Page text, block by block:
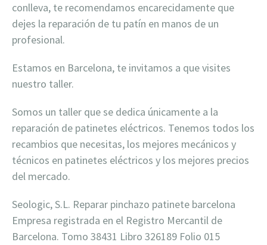
conlleva, te recomendamos encarecidamente que
dejes la reparación de tu patín en manos de un
profesional.
Estamos en Barcelona, te invitamos a que visites
nuestro taller.
Somos un taller que se dedica únicamente a la
reparación de patinetes eléctricos. Tenemos todos los
recambios que necesitas, los mejores mecánicos y
técnicos en patinetes eléctricos y los mejores precios
del mercado.
Seologic, S.L. Reparar pinchazo patinete barcelona
Empresa registrada en el Registro Mercantil de
Barcelona. Tomo 38431 Libro 326189 Folio 015